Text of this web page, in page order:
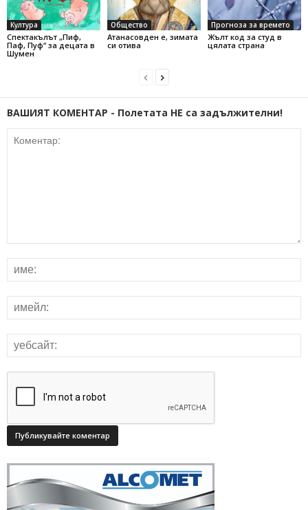
Култура
Спектакълът „Пиф,
Паф, Пуф“ за децата в
Шумен
Общество
Атанасовден е, зимата
си отива
Прогноза за времето
Жълт код за студ в
цялата страна
ВАШИЯТ КОМЕНТАР - Полетата НЕ са задължителни!